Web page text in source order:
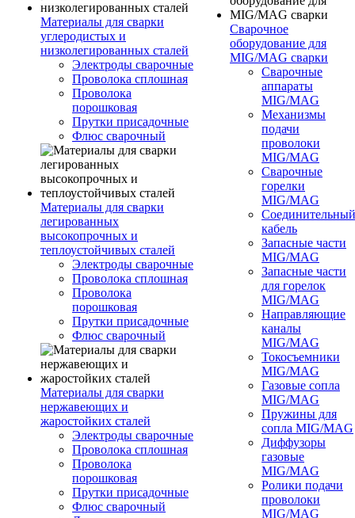
Материалы для сварки
углеродистых и
низколегированных сталей
Электроды сварочные
Проволока сплошная
Проволока
порошковая
Прутки присадочные
Флюс сварочный
Материалы для сварки
легированных
высокопрочных и
теплоустойчивых сталей
Электроды сварочные
Проволока сплошная
Проволока
порошковая
Прутки присадочные
Флюс сварочный
Материалы для сварки
нержавеющих и
жаростойких сталей
Электроды сварочные
Проволока сплошная
Проволока
порошковая
Прутки присадочные
Флюс сварочный
Сварочное
оборудование для
MIG/MAG сварки
Сварочные
аппараты
MIG/MAG
Механизмы
подачи
проволоки
MIG/MAG
Сварочные
горелки
MIG/MAG
Соединительный
кабель
Запасные части
MIG/MAG
Запасные части
для горелок
MIG/MAG
Направляющие
каналы
MIG/MAG
Токосъемники
MIG/MAG
Газовые сопла
MIG/MAG
Пружины для
сопла MIG/MAG
Диффузоры
газовые
MIG/MAG
Ролики подачи
проволоки
MIG/MAG